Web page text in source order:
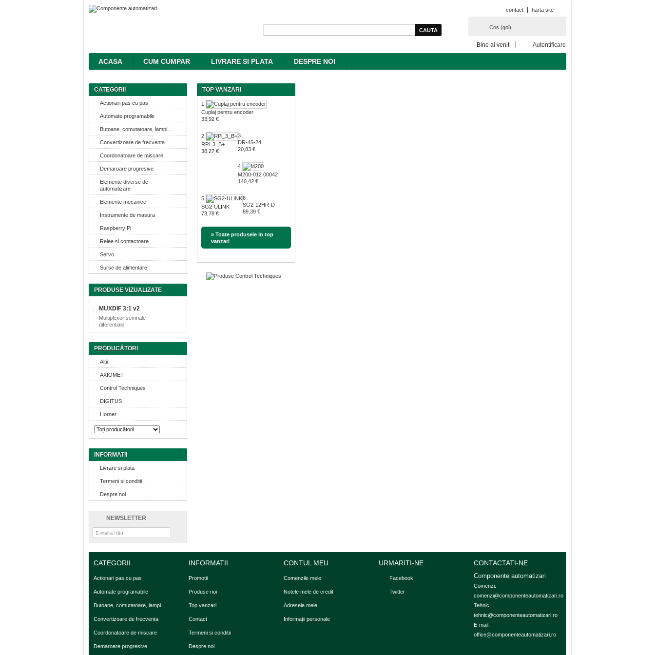
contact harta site
Cos (gol)
Bine ai venit Autentificare
ACASA CUM CUMPAR LIVRARE SI PLATA DESPRE NOI
CATEGORII
Actionari pas cu pas
Automate programabile
Butoane, comutatoare, lampi...
Convertizoare de frecventa
Coordonatoare de miscare
Demaroare progresive
Elemente diverse de
automatizare
Elemente mecanice
Instrumente de masura
Raspberry Pi
Relee si contactoare
Servo
Surse de alimentare
PRODUSE VIZUALIZATE
MUXDIF 3:1 v2
Multiplexor semnale
diferentiale
PRODUCĂTORI
Altii
AXIOMET
Control Techniques
DIGITUS
Horner
INFORMATII
Livrare si plata
Termeni si conditii
Despre noi
NEWSLETTER
TOP VANZARI
1
Cuplaj pentru encoder
33,92 €
2
RPi_3_B+
38,27 €
3
DR-45-24
20,83 €
4
M200-012 00042
140,42 €
5
SG2-ULINK
73,78 €
6
SG2-12HR-D
89,39 €
» Toate produsele in top
vanzari
CATEGORII
Actionari pas cu pas
Automate programabile
Butoane, comutatoare, lampi...
Convertizoare de frecventa
Coordonatoare de miscare
Demaroare progresive
INFORMATII
Promotii
Produse noi
Top vanzari
Contact
Termeni si conditii
Despre noi
CONTUL MEU
Comenzile mele
Notele mele de credit
Adresele mele
Informaţii personale
URMARITI-NE
Facebook
Twitter
CONTACTATI-NE
Componente automatizari
Comenzi:
comenzi@componenteautomatizari.ro
Tehnic:
tehnic@componenteautomatizari.ro
E-mail:
office@componenteautomatizari.ro